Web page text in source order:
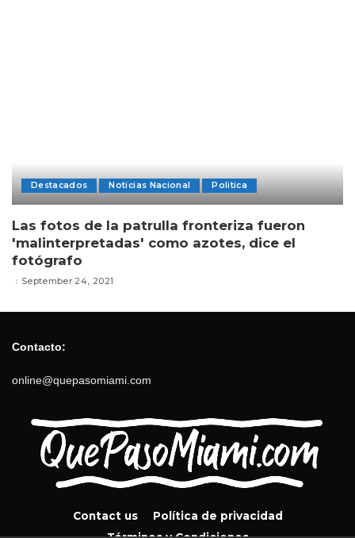
Destacados Noticias Nacional Politica
Las fotos de la patrulla fronteriza fueron
'malinterpretadas' como azotes, dice el
fotógrafo
September 24, 2021
Contacto:
online@quepasomiami.com
Contact us
Política de privacidad